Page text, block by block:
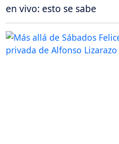
en vivo: esto se sabe